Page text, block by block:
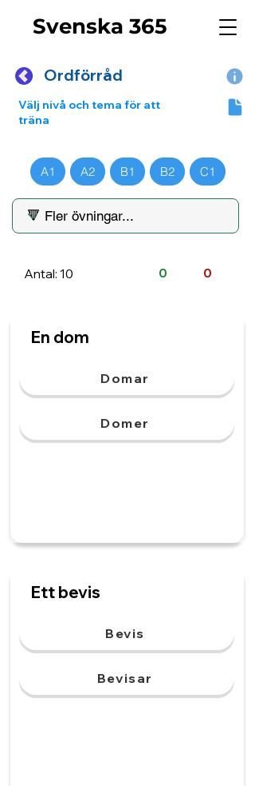
Svenska 365
Ordförråd
Välj nivå och tema för att
träna
A1 A2 B1 B2 C1
Antal: 10 0 0
En dom
Domar
Domer
Ett bevis
Bevis
Bevisar